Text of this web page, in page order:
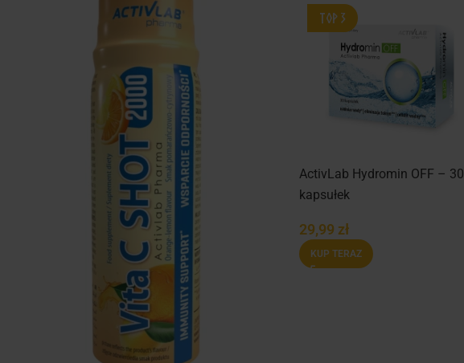
ActivLab Hydromin OFF – 30
kapsułek
29,99 zł
KUP TERAZ